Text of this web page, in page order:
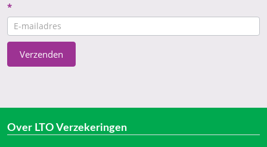
Nieuwsbrief
CTA
*
Verzenden
Over LTO Verzekeringen